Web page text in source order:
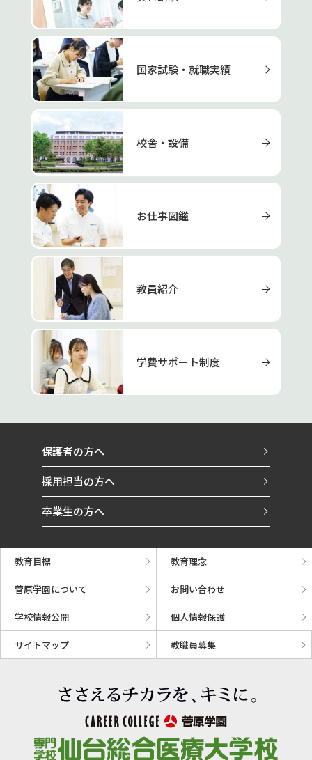
国家試験・就職実績
校舎・設備
お仕事図鑑
教員紹介
学費サポート制度
保護者の方へ
採用担当の方へ
卒業生の方へ
教育目標 教育理念
菅原学園について お問い合わせ
学校情報公開 個人情報保護
サイトマップ 教職員募集